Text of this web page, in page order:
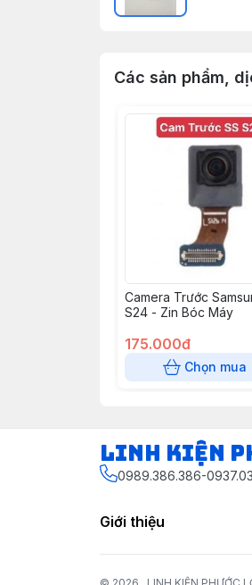
Các sản phẩm,
Camera Trước
S24 - Zin Bóc Máy
175.000đ
Chọn mua
LINH KIỆN
0989.386.386-
Giới thiệu